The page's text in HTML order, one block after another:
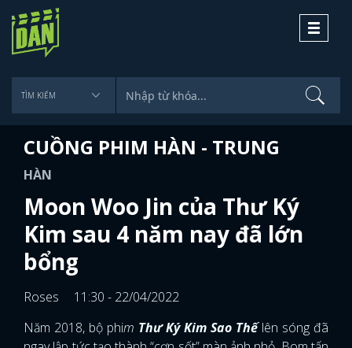
Toggle
CUỒNG PHIM HÀN - TRUNG
HÀN
Moon Woo Jin của Thư Ký
Kim sau 4 năm nay đã lớn
bổng
Roses
11:30 - 22/04/2022
Năm 2018, bộ phim Thư Ký Kim Sao Thế lên sóng đã